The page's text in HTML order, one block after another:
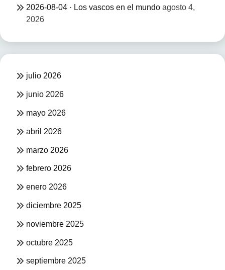
2026-08-04 · Los vascos en el mundo agosto 4,
2026
julio 2026
junio 2026
mayo 2026
abril 2026
marzo 2026
febrero 2026
enero 2026
diciembre 2025
noviembre 2025
octubre 2025
septiembre 2025